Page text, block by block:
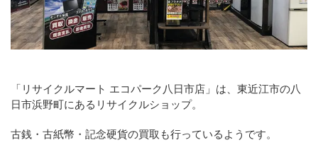
「リサイクルマート エコパーク八日市店」は、東近江市の八
日市浜野町にあるリサイクルショップ。
古銭・古紙幣・記念硬貨の買取も行っているようです。